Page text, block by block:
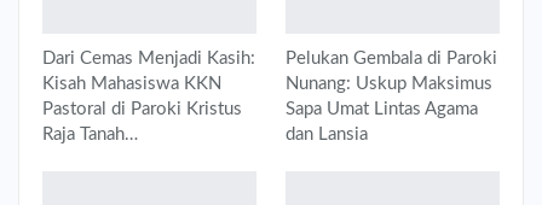
Dari Cemas Menjadi Kasih:
Kisah Mahasiswa KKN
Pastoral di Paroki Kristus
Raja Tanah…
Pelukan Gembala di Paroki
Nunang: Uskup Maksimus
Sapa Umat Lintas Agama
dan Lansia